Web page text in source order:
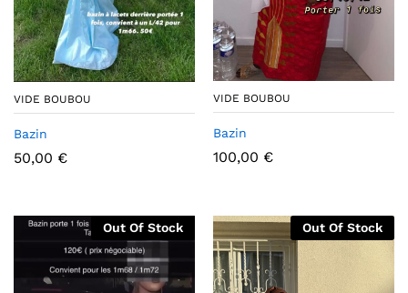
VIDE BOUBOU
Bazin
50,00 €
VIDE BOUBOU
Bazin
100,00 €
Out Of Stock Out Of Stock